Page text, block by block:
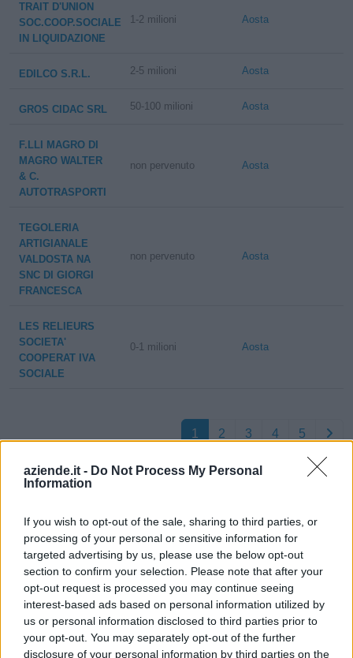
aziende.it - Do Not Process My Personal
Information
If you wish to opt-out of the sale, sharing to third parties, or
processing of your personal or sensitive information for
targeted advertising by us, please use the below opt-out
section to confirm your selection. Please note that after your
opt-out request is processed you may continue seeing
interest-based ads based on personal information utilized by
us or personal information disclosed to third parties prior to
your opt-out. You may separately opt-out of the further
disclosure of your personal information by third parties on the
TRAIT D'UNION
SOC.COOP.SOCIALE
IN LIQUIDAZIONE
1-2 milioni Aosta
EDILCO S.R.L. 2-5 milioni Aosta
GROS CIDAC SRL 50-100 milioni Aosta
F.LLI MAGRO DI
MAGRO WALTER
& C.
AUTOTRASPORTI
non pervenuto Aosta
TEGOLERIA
ARTIGIANALE
VALDOSTA NA
SNC DI GIORGI
FRANCESCA
non pervenuto Aosta
LES RELIEURS
SOCIETA'
COOPERAT IVA
SOCIALE
0-1 milioni Aosta
1 2 3 4 5
provincia di Aosta
Ayas (97)
Aymavilles (35)
Allein (4)